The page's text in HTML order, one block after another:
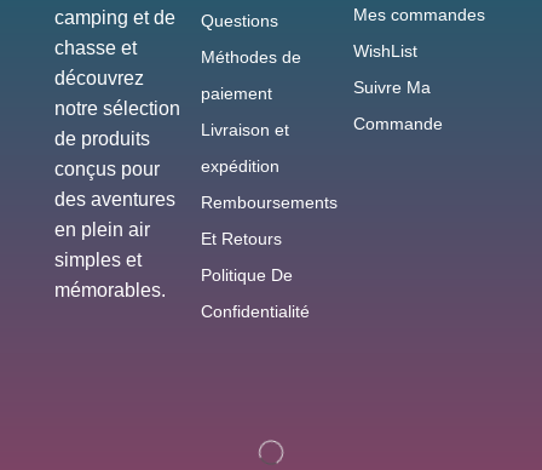
camping et de
chasse et
découvrez
notre sélection
de produits
conçus pour
des aventures
en plein air
simples et
mémorables.
Questions
Méthodes de
paiement
Livraison et
expédition
Remboursements
Et Retours
Politique De
Confidentialité
Mes commandes
WishList
Suivre Ma
Commande